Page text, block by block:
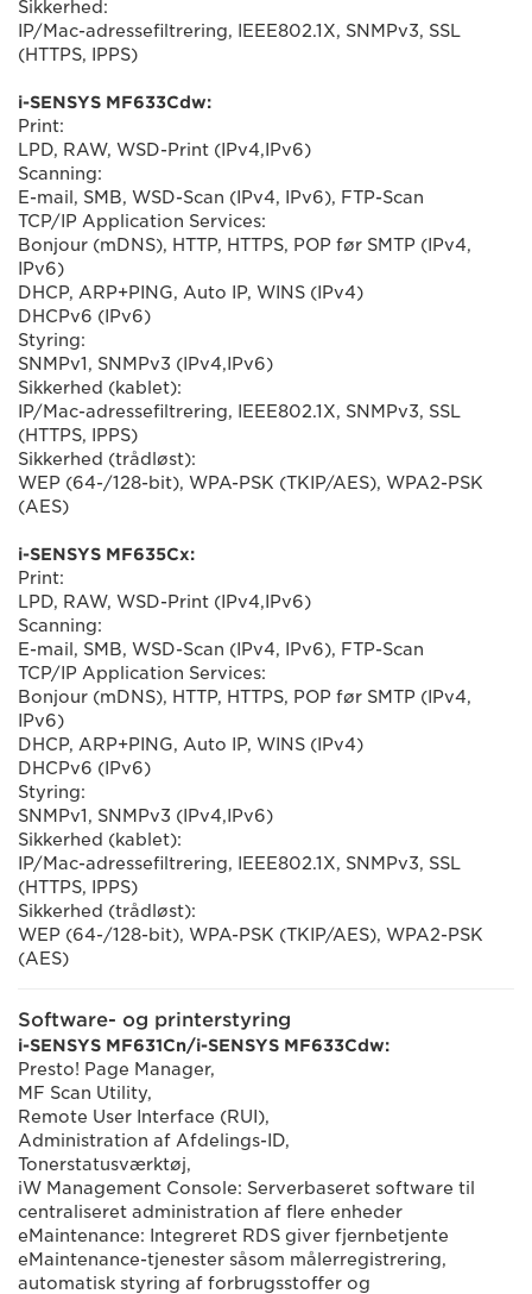
Sikkerhed:
IP/Mac-adressefiltrering, IEEE802.1X, SNMPv3, SSL
(HTTPS, IPPS)
i-SENSYS MF633Cdw:
Print:
LPD, RAW, WSD-Print (IPv4,IPv6)
Scanning:
E-mail, SMB, WSD-Scan (IPv4, IPv6), FTP-Scan
TCP/IP Application Services:
Bonjour (mDNS), HTTP, HTTPS, POP før SMTP (IPv4,
IPv6)
DHCP, ARP+PING, Auto IP, WINS (IPv4)
DHCPv6 (IPv6)
Styring:
SNMPv1, SNMPv3 (IPv4,IPv6)
Sikkerhed (kablet):
IP/Mac-adressefiltrering, IEEE802.1X, SNMPv3, SSL
(HTTPS, IPPS)
Sikkerhed (trådløst):
WEP (64-/128-bit), WPA-PSK (TKIP/AES), WPA2-PSK
(AES)
i-SENSYS MF635Cx:
Print:
LPD, RAW, WSD-Print (IPv4,IPv6)
Scanning:
E-mail, SMB, WSD-Scan (IPv4, IPv6), FTP-Scan
TCP/IP Application Services:
Bonjour (mDNS), HTTP, HTTPS, POP før SMTP (IPv4,
IPv6)
DHCP, ARP+PING, Auto IP, WINS (IPv4)
DHCPv6 (IPv6)
Styring:
SNMPv1, SNMPv3 (IPv4,IPv6)
Sikkerhed (kablet):
IP/Mac-adressefiltrering, IEEE802.1X, SNMPv3, SSL
(HTTPS, IPPS)
Sikkerhed (trådløst):
WEP (64-/128-bit), WPA-PSK (TKIP/AES), WPA2-PSK
(AES)
Software- og printerstyring
i-SENSYS MF631Cn/i-SENSYS MF633Cdw:
Presto! Page Manager,
MF Scan Utility,
Remote User Interface (RUI),
Administration af Afdelings-ID,
Tonerstatusværktøj,
iW Management Console: Serverbaseret software til
centraliseret administration af flere enheder
eMaintenance: Integreret RDS giver fjernbetjente
eMaintenance-tjenester såsom målerregistrering,
automatisk styring af forbrugsstoffer og